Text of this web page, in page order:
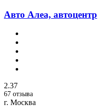
Авто Алеа, автоцентр
2.37
67 отзыва
г. Москва